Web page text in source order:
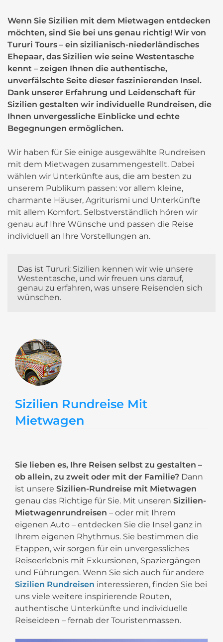
Wenn Sie Sizilien mit dem Mietwagen entdecken
möchten, sind Sie bei uns genau richtig! Wir von
Tururi Tours – ein sizilianisch-niederländisches
Ehepaar, das Sizilien wie seine Westentasche
kennt – zeigen Ihnen die authentische,
unverfälschte Seite dieser faszinierenden Insel.
Dank unserer Erfahrung und Leidenschaft für
Sizilien gestalten wir individuelle Rundreisen, die
Ihnen unvergessliche Einblicke und echte
Begegnungen ermöglichen.
Wir haben für Sie einige ausgewählte Rundreisen
mit dem Mietwagen zusammengestellt. Dabei
wählen wir Unterkünfte aus, die am besten zu
unserem Publikum passen: vor allem kleine,
charmante Häuser, Agriturismi und Unterkünfte
mit allem Komfort. Selbstverständlich hören wir
genau auf Ihre Wünsche und passen die Reise
individuell an Ihre Vorstellungen an.
Das ist Tururi: Sizilien kennen wir wie unsere
Westentasche, und wir freuen uns darauf,
genau zu erfahren, was unsere Reisenden sich
wünschen.
Sizilien Rundreise Mit
Mietwagen
Sie lieben es, Ihre Reisen selbst zu gestalten –
ob allein, zu zweit oder mit der Familie? Dann
ist unsere Sizilien-Rundreise mit Mietwagen
genau das Richtige für Sie. Mit unseren Sizilien-
Mietwagenrundreisen – oder mit Ihrem
eigenen Auto – entdecken Sie die Insel ganz in
Ihrem eigenen Rhythmus. Sie bestimmen die
Etappen, wir sorgen für ein unvergessliches
Reiseerlebnis mit Exkursionen, Spaziergängen
und Führungen. Wenn Sie sich auch für andere
Sizilien Rundreisen interessieren, finden Sie bei
uns viele weitere inspirierende Routen,
authentische Unterkünfte und individuelle
Reiseideen – fernab der Touristenmassen.